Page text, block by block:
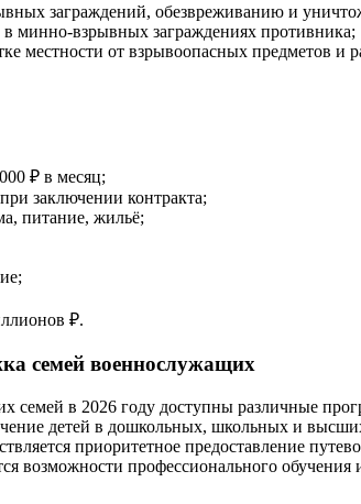
заграждений, обезвреживанию и
минно-взрывных заграждениях противника;
местности от взрывоопасных предметов и
₽ в месяц;
заключении контракта;
питание, жильё;
₽.
семей военнослужащих
семей в 2026 году доступны различные
детей в дошкольных, школьных и
приоритетное предоставление
возможности профессионального